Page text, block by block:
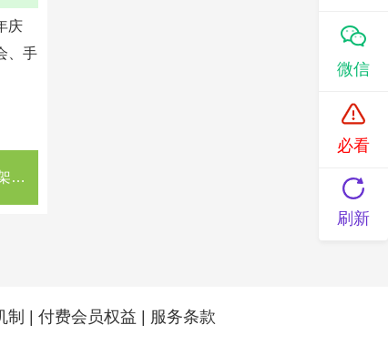
庆
、手
·庆典活动搭建LED大屏出租 桁架背景板搭建 舞台搭建 灯光音响启动道具
制 付费会员权益
服务条款
微信
必看
刷新